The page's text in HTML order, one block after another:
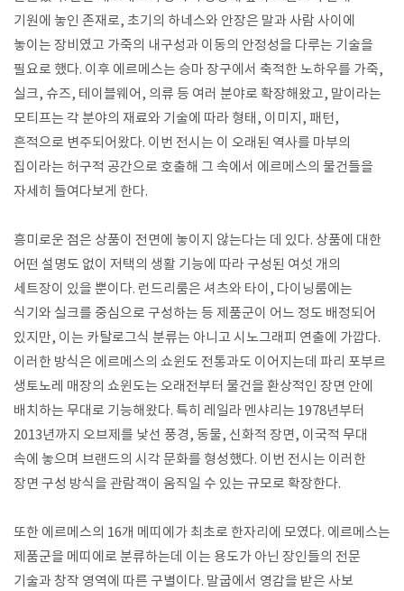
기원에 놓인 존재로, 초기의 하네스와 안장은 말과 사람 사이에
놓이는 장비였고 가죽의 내구성과 이동의 안정성을 다루는 기술을
필요로 했다. 이후 에르메스는 승마 장구에서 축적한 노하우를 가죽,
실크, 슈즈, 테이블웨어, 의류 등 여러 분야로 확장해왔고, 말이라는
모티프는 각 분야의 재료와 기술에 따라 형태, 이미지, 패턴,
흔적으로 변주되어왔다. 이번 전시는 이 오래된 역사를 마부의
집이라는 허구적 공간으로 호출해 그 속에서 에르메스의 물건들을
자세히 들여다보게 한다.
흥미로운 점은 상품이 전면에 놓이지 않는다는 데 있다. 상품에 대한
어떤 설명도 없이 저택의 생활 기능에 따라 구성된 여섯 개의
세트장이 있을 뿐이다. 런드리룸은 셔츠와 타이, 다이닝룸에는
식기와 실크를 중심으로 구성하는 등 제품군이 어느 정도 배정되어
있지만, 이는 카탈로그식 분류는 아니고 시노그래피 연출에 가깝다.
이러한 방식은 에르메스의 쇼윈도 전통과도 이어지는데 파리 포부르
생토노레 매장의 쇼윈도는 오래전부터 물건을 환상적인 장면 안에
배치하는 무대로 기능해왔다. 특히 레일라 멘샤리는 1978년부터
2013년까지 오브제를 낯선 풍경, 동물, 신화적 장면, 이국적 무대
속에 놓으며 브랜드의 시각 문화를 형성했다. 이번 전시는 이러한
장면 구성 방식을 관람객이 움직일 수 있는 규모로 확장한다.​
또한 에르메스의 16개 메띠에가 최초로 한자리에 모였다. 에르메스는
제품군을 메띠에로 분류하는데 이는 용도가 아닌 장인들의 전문
기술과 창작 영역에 따른 구별이다. 말굽에서 영감을 받은 사보